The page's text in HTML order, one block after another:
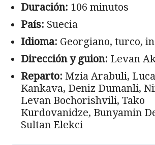
Duración: 106 minutos
País: Suecia
Idioma: Georgiano, turco,
Dirección y guion: Levan
Reparto: Mzia Arabuli,
Kankava, Deniz Dumanli,
Levan Bochorishvili, Tako
Kurdovanidze, Bunyamin
Sultan Elekci